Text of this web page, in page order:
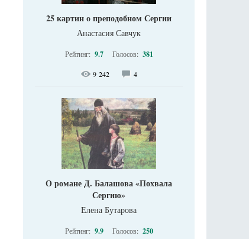
25 картин о преподобном Сергии
Анастасия Савчук
Рейтинг: 9.7 Голосов: 381
9 242 4
О романе Д. Балашова «Похвала
Сергию»
Елена Бутарова
Рейтинг: 9.9 Голосов: 250